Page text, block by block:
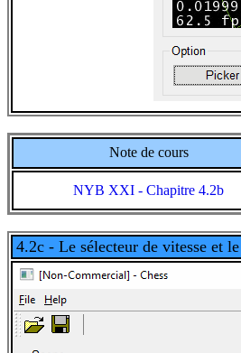
Note de cours
NYB XXI - Chapitre 4.2b
4.2c - Le sélecteur de vitesse et